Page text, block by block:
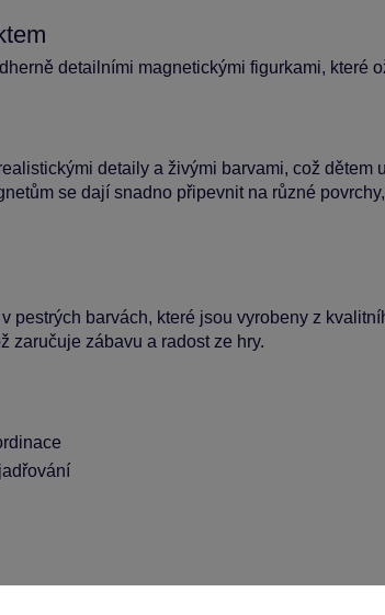
detailními magnetickými figurkami, které
detaily a živými barvami, což dětem
se dají snadno připevnit na různé
pestrých barvách, které jsou vyrobeny z
zaručuje zábavu a radost ze hry.
pro kluky i holky. Perfektní pro domácí hraní